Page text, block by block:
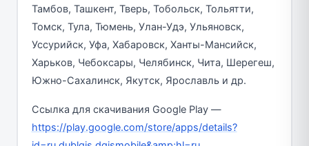
Тамбов, Ташкент, Тверь, Тобольск, Тольятти,
Томск, Тула, Тюмень, Улан-Удэ, Ульяновск,
Уссурийск, Уфа, Хабаровск, Ханты-Мансийск,
Харьков, Чебоксары, Челябинск, Чита, Шерегеш,
Южно-Сахалинск, Якутск, Ярославль и др.
Ссылка для скачивания Google Play —
https://play.google.com/store/apps/details?